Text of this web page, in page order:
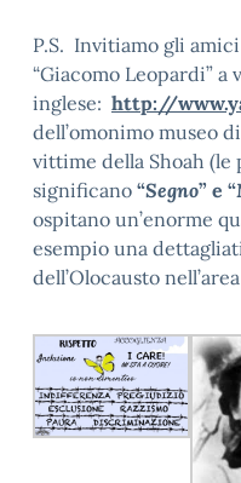
P.S. Invitiamo gli
“Giacomo Leopardi”
inglese: http://
dell’omonimo museo di
vittime della Shoah (le
significano “Segno” e “
ospitano un’enorme
esempio una
dell’Olocausto